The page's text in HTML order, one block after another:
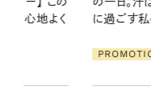
2026.07.21
リーとの重